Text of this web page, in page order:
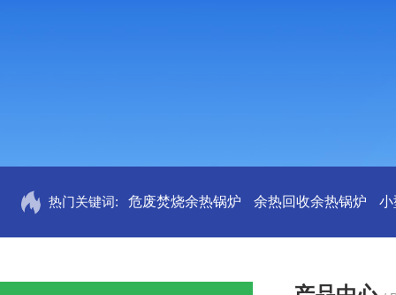
热门关键词: 危废焚烧余热锅炉 余热回收余热锅炉 小